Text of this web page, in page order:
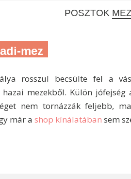
POSZTOK
mez
rosszul becsülte fel a
mezekből. Külön
nem tornázzák feljebb,
már ashop kínálatában sem